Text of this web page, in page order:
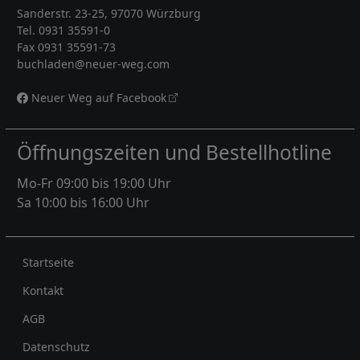
Sanderstr. 23-25, 97070 Würzburg
Tel. 0931 35591-0
Fax 0931 35591-73
buchladen@neuer-weg.com
Neuer Weg auf Facebook
Öffnungszeiten und Bestellhotline
Mo-Fr 09:00 bis 19:00 Uhr
Sa 10:00 bis 16:00 Uhr
Rechtliches
Startseite
Kontakt
AGB
Datenschutz